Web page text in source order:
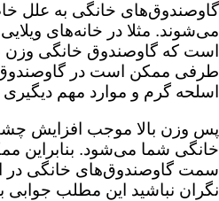
گاوصندوق‌های خانگی به علل
می‌شوند. مثلا در خانه‌های
است که گاوصندوق خانگی وزن
طرفی ممکن است در گاوصندوق
اسلحه گرم و موارد مهم دیگیری
پس وزن بالا موجب افزایش
خانگی شما می‌شود. بنابراین
سمت گاوصندوق‌های خانگی در
نگران نباشید این مطلب